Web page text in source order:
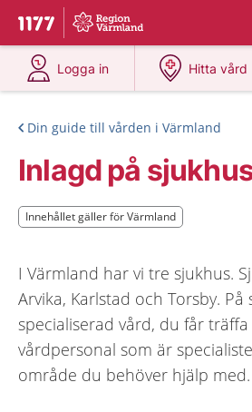
Till startsidan för 1177
Du har valt region
Logga in
på 1177.se
Hitta vård
på
Din guide till vården i Värmland
Inlagd på
Innehållet gäller för Värmland
Innehållet gäller för Värmland
I Värmland har vi tre sjukhus.
Arvika, Karlstad och Torsby.
specialiserad vård, du får
vårdpersonal som är
område du behöver hjälp med.